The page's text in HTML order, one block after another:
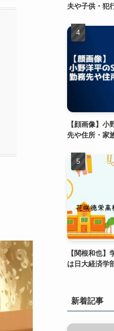
夫や子供・犯
【顔画像】
先や住所・家
【関根和也
は日大経済学
新着記事